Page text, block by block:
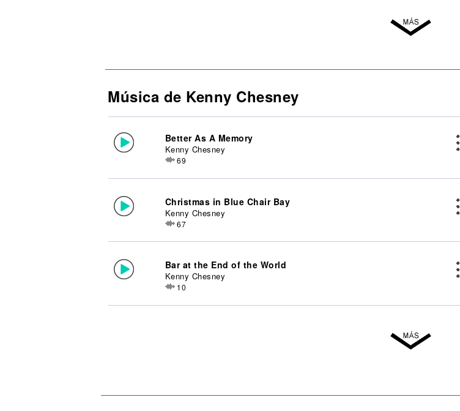
Música de Kenny Chesney
Better As A Memory
Kenny Chesney
69
Christmas in Blue Chair Bay
Kenny Chesney
67
Bar at the End of the World
Kenny Chesney
10